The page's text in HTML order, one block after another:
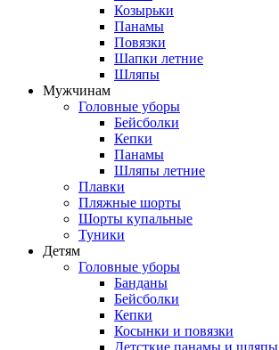
Козырьки
Панамы
Повязки
Шапки летние
Шляпы
Мужчинам
Головные уборы
Бейсболки
Кепки
Панамы
Шляпы летние
Плавки
Пляжные шорты
Шорты купальные
Туники
Детям
Головные уборы
Банданы
Бейсболки
Кепки
Косынки и повязки
Детсткие панамы и шляпы